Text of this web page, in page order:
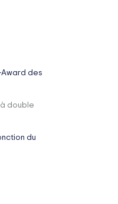
des
double
du